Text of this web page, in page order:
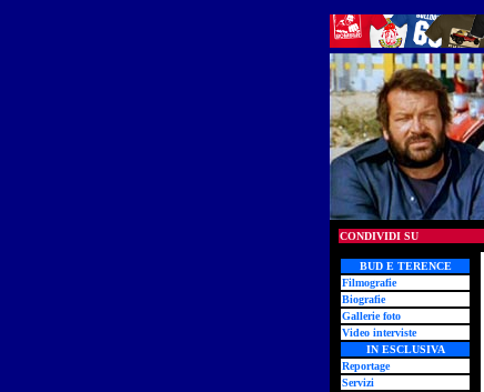
CONDIVIDI SU
BUD E TERENCE
Filmografie
Biografie
Gallerie foto
Video interviste
IN ESCLUSIVA
Reportage
Servizi